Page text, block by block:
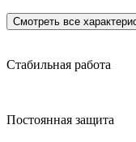
Смотреть все
Стабильная работа
Постоянная защита